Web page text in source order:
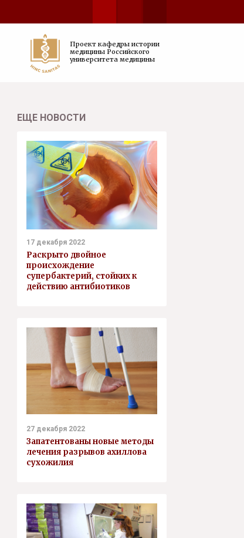
Проект кафедры истории
медицины Российского
университета медицины
ЕЩЕ НОВОСТИ
17 декабря 2022
Раскрыто двойное
происхождение
супербактерий, стойких к
действию антибиотиков
27 декабря 2022
Запатентованы новые методы
лечения разрывов ахиллова
сухожилия